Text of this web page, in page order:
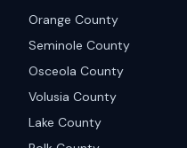
Orange County
Seminole County
Osceola County
Volusia County
Lake County